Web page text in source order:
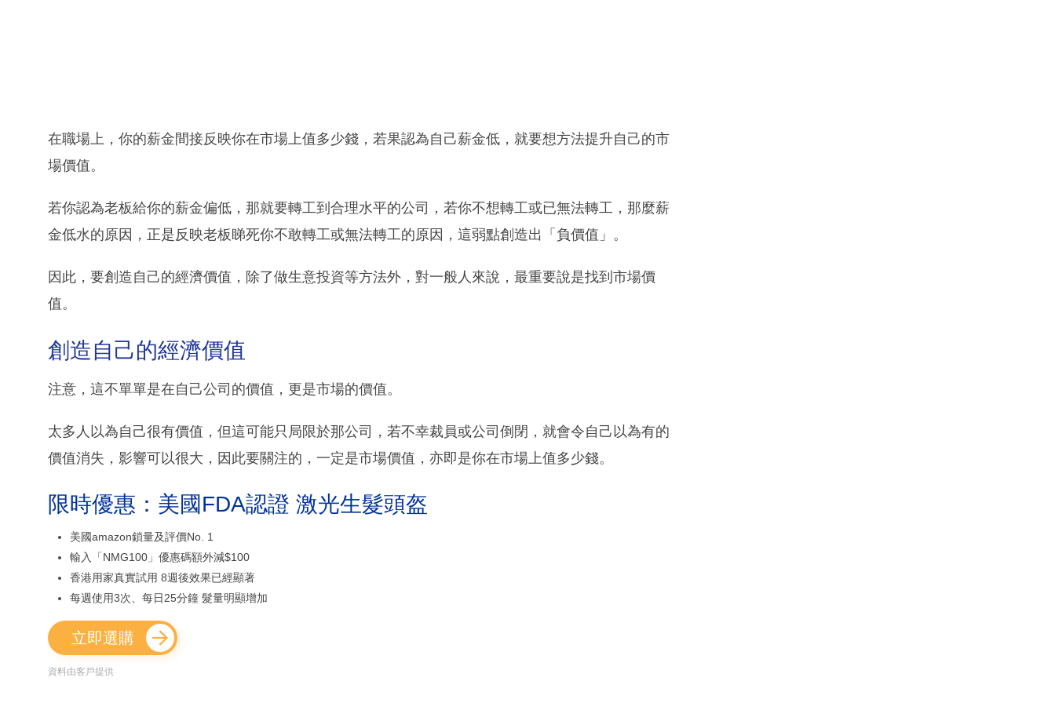
在職場上，你的薪金間接反映你在市場上值多少錢，若果認為自己薪金低，就要想方法提升自己的市
場價值。
若你認為老板給你的薪金偏低，那就要轉工到合理水平的公司，若你不想轉工或已無法轉工，那麼薪
金低水的原因，正是反映老板睇死你不敢轉工或無法轉工的原因，這弱點創造出「負價值」。
因此，要創造自己的經濟價值，除了做生意投資等方法外，對一般人來說，最重要說是找到市場價
值。
創造自己的經濟價值
注意，這不單單是在自己公司的價值，更是市場的價值。
太多人以為自己很有價值，但這可能只局限於那公司，若不幸裁員或公司倒閉，就會令自己以為有的
價值消失，影響可以很大，因此要關注的，一定是市場價值，亦即是你在市場上值多少錢。
限時優惠：美國FDA認證 激光生髮頭盔
美國amazon鎖量及評價No. 1
輸入「NMG100」優惠碼額外減$100
香港用家真實試用 8週後效果已經顯著
每週使用3次、每日25分鐘 髮量明顯增加
立即選購
資料由客戶提供